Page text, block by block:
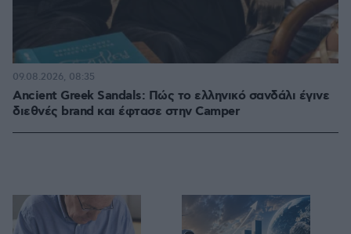
Ancient Greek Sandals: Πώς το ελληνικό σανδάλι έγινε
διεθνές brand και έφτασε στην Camper
09.08.2026, 08:35